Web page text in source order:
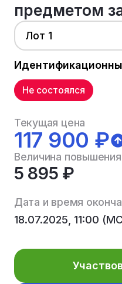
предметом
Лот 1
Не состоялся
Текущая цена
117 900 ₽
Величина повышения
5 895 ₽
Дата и время
18.07.2025, 11:00